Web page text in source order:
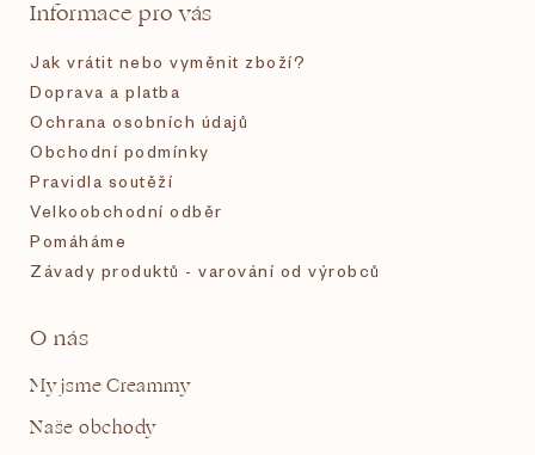
Informace pro vás
Jak vrátit nebo vyměnit zboží?
Doprava a platba
Ochrana osobních údajů
Obchodní podmínky
Pravidla soutěží
Velkoobchodní odběr
Pomáháme
Závady produktů - varování od výrobců
O nás
My jsme Creammy
Naše obchody